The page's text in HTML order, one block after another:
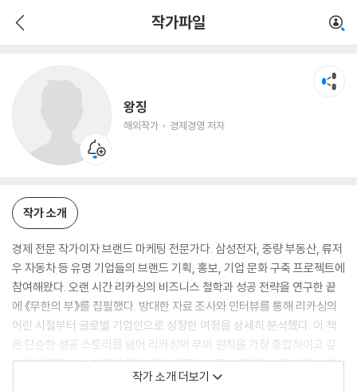
작가파일
왕징
해외작가 경제경영 저자
경제경영 저자
작가 소개
경제 전문 작가이자 브랜드 마케팅 전문가다. 삼성전자, 중량 부동산, 류저
우 자동차 등 유명 기업들의 브랜드 기획, 홍보, 기업 문화 구축 프로젝트에
참여해왔다. 오랜 시간 리카싱의 비즈니스 철학과 성공 전략을 연구한 끝
에 《무한의 부》를 집필했다. 방대한 자료 조사와 인터뷰를 통해 리카싱의
어린 시절부터 글로벌 기업인으로 성장한 여정을 상세히 분석했다. 이 책
은 단순한 성공 스토리를 넘어 리카싱의 부의 원칙을 가장 종합적이고 깊
이 있게 전달하는 최적의 안내서다. 대표 저서로는 《리카싱: 돈 벌기는 하
나의 수련이다》, 《판매에서의 행동 심리학: 팔리지 않는 것이 아니라, 팔
작가 소개 더보기